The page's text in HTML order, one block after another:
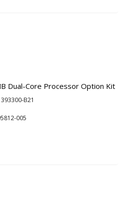
Dual-Core Processor Option Kit
393300-B21
005